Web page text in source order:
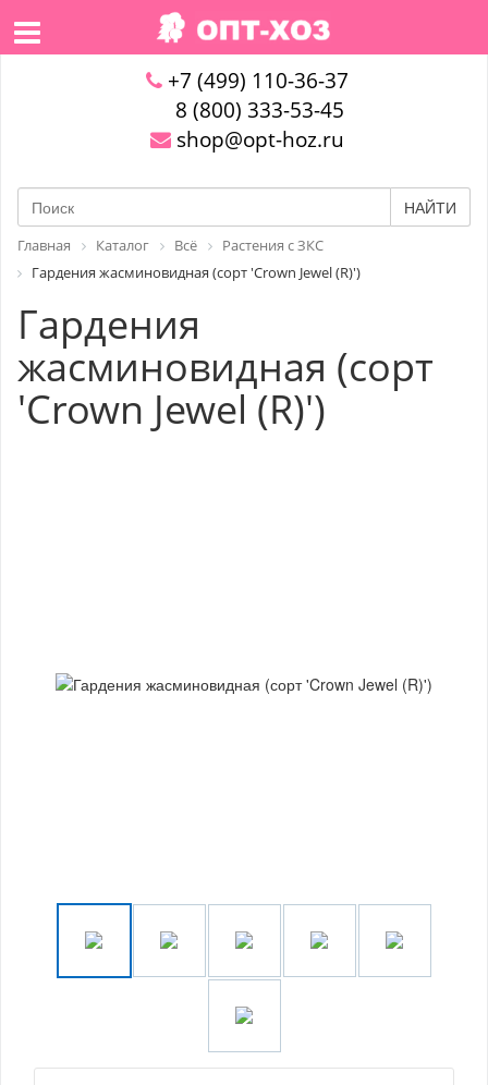
+7 (499) 110-36-37
8 (800) 333-53-45
shop@opt-hoz.ru
НАЙТИ
Главная Каталог Всё
Растения с ЗКС
Гардения жасминовидная (сорт 'Crown Jewel (R)')
Гардения
жасминовидная (сорт
'Crown Jewel (R)')